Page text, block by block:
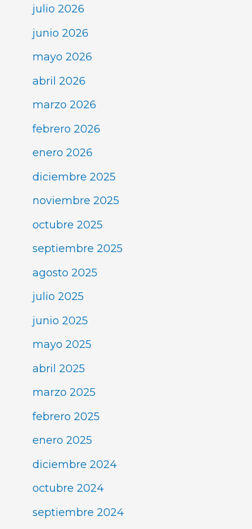
julio 2026
junio 2026
mayo 2026
abril 2026
marzo 2026
febrero 2026
enero 2026
diciembre 2025
noviembre 2025
octubre 2025
septiembre 2025
agosto 2025
julio 2025
junio 2025
mayo 2025
abril 2025
marzo 2025
febrero 2025
enero 2025
diciembre 2024
octubre 2024
septiembre 2024